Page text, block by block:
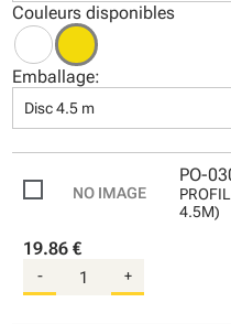
Couleurs disponibles
Emballage:
Disc 4.5 m
PO-
4.5M)
19.86 €
- +